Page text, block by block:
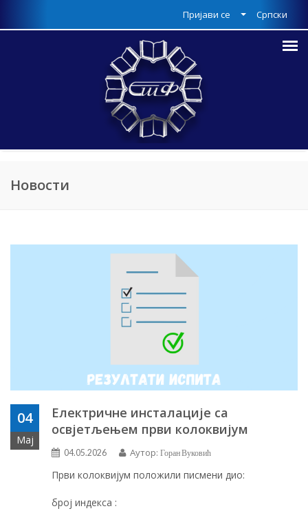
Српски
Пријави се
Новости
04
Мај
Електричне инсталације са
освјетљењем први колоквијум
04.05.2026 Аутор: Горан Вуковић
Први колоквијум положили писмени дио:
број индекса :